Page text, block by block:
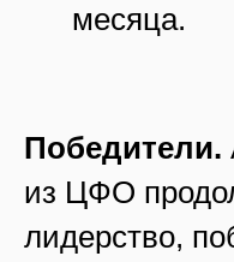
месяца.
Победители.
из ЦФО
лидерство,